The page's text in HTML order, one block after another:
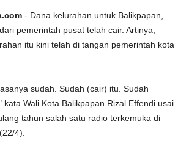
- Dana kelurahan untuk Balikpapan,
pemerintah pusat telah cair. Artinya,
itu kini telah di tangan pemerintah kota
sudah. Sudah (cair) itu. Sudah
kata Wali Kota Balikpapan Rizal Effendi usai
tahun salah satu radio terkemuka di
4).